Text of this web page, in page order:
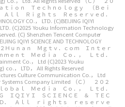
ｉｏｎ Ｔｅｃｈｎｏｌｏｇｙ （Ｂｅｉ
ｌｌ Ｒｉｇｈｔｓ Ｒｅｓｅｒｖｅｄ．
CO.， LTD. (C)BEIJING IQIYI
(C)2025 Youku Information Technology
(C) Shenzhen Tencent Computer
IQIYI SCIENCE AND TECHNOLOGY
Ｈｕｎａｎ Ｍｇｔｖ．ｃｏｍ Ｉｎｔｅｒ
ｍｅｎｔ Ｍｅｄｉａ Ｃｏ．， Ｌｔｄ．
Co.， Ltd (C)2023 Youku
， LTD， All Rights Reserved
Culture Communication Co.， Ltd
Company Limited
（Ｃ） ２０２
ｂａｌ Ｍｅｄｉａ Ｃｏ．， Ｌｔｄ．
ＩＱＩＹＩ ＳＣＩＥＮＣＥ ＆ ＴＥＣ
． Ａｌｌ ｒｉｇｈｔｓ ｒｅｓｅｒｖｅ